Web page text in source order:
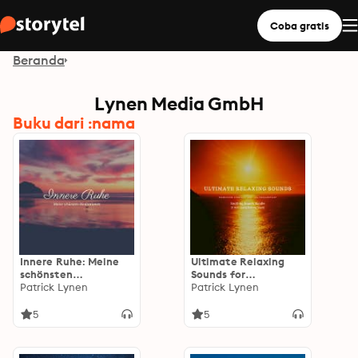
Coba gratis
Beranda
Lynen Media GmbH
Buku dari :nama
Innere Ruhe: Meine
schönsten
Meditationen:
gelassen bleiben,
Patrick Lynen
5
Ultimate Relaxing
Sounds for
Meditation, Stress
Focus & Deep Sleep:
Patrick Lynen
5